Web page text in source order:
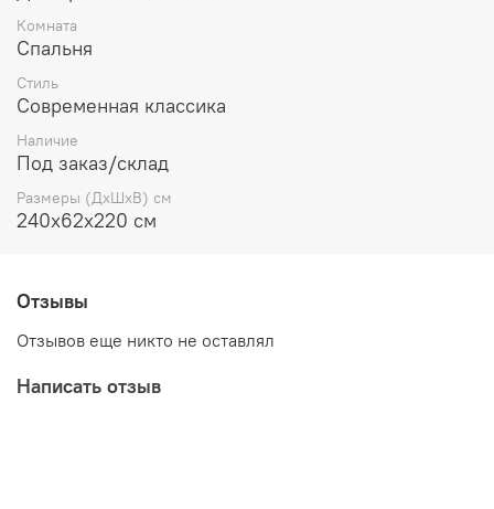
индивидуальный набор из разнообразных элементов
коллекции!
Комната
Спальня
Стиль
Современная классика
Наличие
Под заказ/склад
Размеры (ДхШхВ) см
240х62х220 см
Отзывы
Отзывов еще никто не оставлял
Написать отзыв